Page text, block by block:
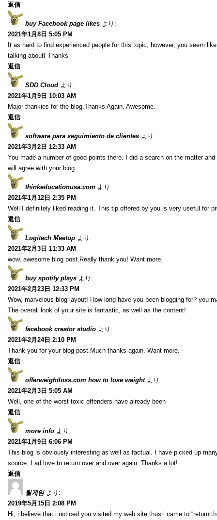
返信
buy Facebook page likes より:
2021年1月8日 5:05 PM
It as hard to find experienced people for this topic, however, you seem
talking about! Thanks
返信
SDD Cloud より:
2021年1月9日 10:03 AM
Major thankies for the blog.Thanks Again. Awesome.
返信
software para seguimiento de clientes より:
2021年3月2日 12:33 AM
You made a number of good points there. I did a search on the matter
will agree with your blog.
thinkeducationusa.com より:
2021年1月12日 2:35 PM
Well I definitely liked reading it. This tip offered by you is very useful for
返信
Logitech Meetup より:
2021年2月3日 11:33 AM
wow, awesome blog post.Really thank you! Want more.
buy spotify plays より:
2021年2月23日 12:33 PM
Wow, marvelous blog layout! How long have you been blogging for? you
The overall look of your site is fantastic, as well as the content!
facebook creator studio より:
2021年2月24日 2:10 PM
Thank you for your blog post.Much thanks again. Want more.
返信
offerweightloss.com how to lose weight より:
2021年2月3日 5:05 AM
Well, one of the worst toxic offenders have already been
返信
more info より:
2021年1月9日 6:06 PM
This blog is obviously interesting as well as factual. I have picked up
source. I ad love to return over and over again. Thanks a lot!
返信
릴게임 より:
2019年5月15日 2:08 PM
Hi, i believe that i noticed you visited my web site thus i came to “return